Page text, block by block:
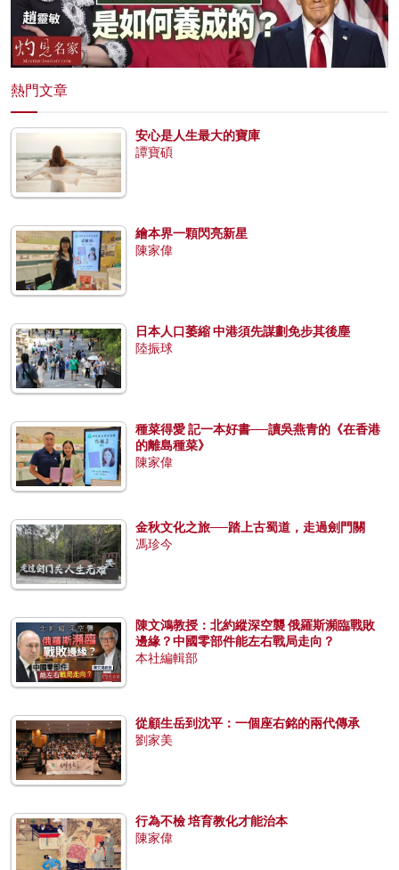
熱門文章
安心是人生最大的寶庫
譚寶碩
繪本界一顆閃亮新星
陳家偉
日本人口萎縮 中港須先謀劃免步其後塵
陸振球
種菜得愛 記一本好書──讀吳燕青的《在香港
的離島種菜》
陳家偉
金秋文化之旅──踏上古蜀道，走過劍門關
馮珍今
陳文鴻教授：北約縱深空襲 俄羅斯瀕臨戰敗
邊緣？中國零部件能左右戰局走向？
本社編輯部
從顧生岳到沈平：一個座右銘的兩代傳承
劉家美
行為不檢 培育教化才能治本
陳家偉